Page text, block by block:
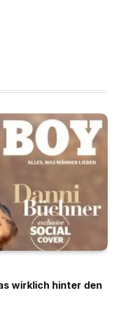
wirklich hinter den